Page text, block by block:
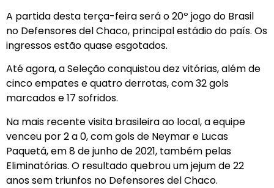
A partida desta terça-feira será o 20º jogo do Brasil
no Defensores del Chaco, principal estádio do país. Os
ingressos estão quase esgotados.
Até agora, a Seleção conquistou dez vitórias, além de
cinco empates e quatro derrotas, com 32 gols
marcados e 17 sofridos.
Na mais recente visita brasileira ao local, a equipe
venceu por 2 a 0, com gols de Neymar e Lucas
Paquetá, em 8 de junho de 2021, também pelas
Eliminatórias. O resultado quebrou um jejum de 22
anos sem triunfos no Defensores del Chaco.